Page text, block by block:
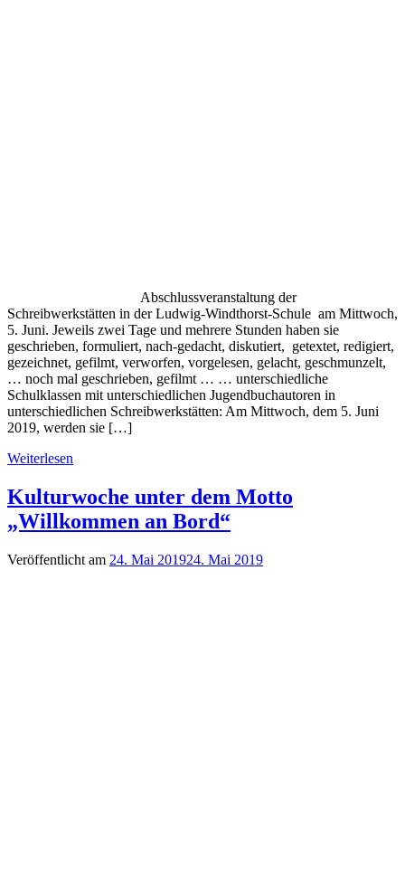
Abschlussveranstaltung der
Schreibwerkstätten in der Ludwig-Windthorst-Schule am Mittwoch,
5. Juni. Jeweils zwei Tage und mehrere Stunden haben sie
geschrieben, formuliert, nach-gedacht, diskutiert, getextet, redigiert,
gezeichnet, gefilmt, verworfen, vorgelesen, gelacht, geschmunzelt,
… noch mal geschrieben, gefilmt … … unterschiedliche
Schulklassen mit unterschiedlichen Jugendbuchautoren in
unterschiedlichen Schreibwerkstätten: Am Mittwoch, dem 5. Juni
2019, werden sie […]
Weiterlesen
Kulturwoche unter dem Motto
„Willkommen an Bord“
Veröffentlicht am 24. Mai 201924. Mai 2019